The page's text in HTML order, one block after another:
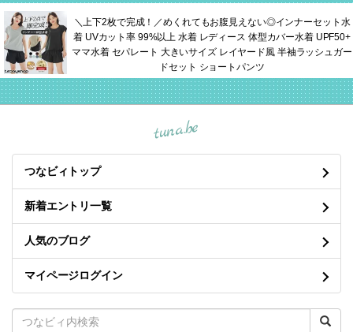
＼上下2枚で完成！／めくれてもお腹見えない◎インナーセット水
着 UVカット率 99%以上 水着 レディース 体型カバー水着 UPF50+
ママ水着 セパレート 大きいサイズ レイヤード風 半袖ラッシュガー
ドセット ショートパンツ
tuna.be
つなビィトップ
新着エントリ一覧
人気のブログ
マイページログイン